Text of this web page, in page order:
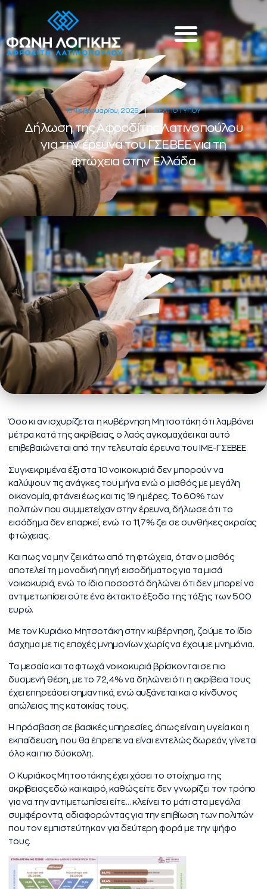
15 Φεβρουαρίου, 2025 ΔΕΛΤΙΟ ΤΥΠΟΥ
Δήλωση της Αφροδίτης Λατινοπούλου
για την έρευνα του ΓΣΕΒΕΕ για τη
φτώχεια στην Ελλάδα
Όσο κι αν ισχυρίζεται η κυβέρνηση Μητσοτάκη ότι λαμβάνει
μέτρα κατά της ακρίβειας, ο λαός αγκομαχάει και αυτό
επιβεβαιώνεται από την τελευταία έρευνα του ΙΜΕ-ΓΣΕΒΕΕ.
Συγκεκριμένα έξι στα 10 νοικοκυριά δεν μπορούν να
καλύψουν τις ανάγκες του μήνα ενώ ο μισθός με μεγάλη
οικονομία, φτάνει έως και τις 19 ημέρες. Το 60% των
πολιτών που συμμετείχαν στην έρευνα, δήλωσε ότι το
εισόδημα δεν επαρκεί, ενώ το 11,7% ζει σε συνθήκες ακραίας
φτώχειας.
Και πως να μην ζει κάτω από τη φτώχεια, όταν ο μισθός
αποτελεί τη μοναδική πηγή εισοδήματος για τα μισά
νοικοκυριά, ενώ το ίδιο ποσοστό δηλώνει ότι δεν μπορεί να
αντιμετωπίσει ούτε ένα έκτακτο έξοδο της τάξης των 500
ευρώ.
Με τον Κυριάκο Μητσοτάκη στην κυβέρνηση, ζούμε το ίδιο
άσχημα με τις εποχές μνημονίων χωρίς να έχουμε μνημόνια.
Τα μεσαία και τα φτωχά νοικοκυριά βρίσκονται σε πιο
δυσμενή θέση, με το 72,4% να δηλώνει ότι η ακρίβεια τους
έχει επηρεάσει σημαντικά, ενώ αυξάνεται και ο κίνδυνος
απώλειας της κατοικίας τους.
Η πρόσβαση σε βασικές υπηρεσίες, όπως είναι η υγεία και η
εκπαίδευση, που θα έπρεπε να είναι εντελώς δωρεάν, γίνεται
όλο και πιο δύσκολη.
Ο Κυριάκος Μητσοτάκης έχει χάσει το στοίχημα της
ακρίβειας εδώ και καιρό, καθώς είτε δεν γνωρίζει τον τρόπο
για να την αντιμετωπίσει είτε… κλείνει το μάτι στα μεγάλα
συμφέροντα, αδιαφορώντας για την επιβίωση των πολιτών
που τον εμπιστεύτηκαν για δεύτερη φορά με την ψήφο
τους.